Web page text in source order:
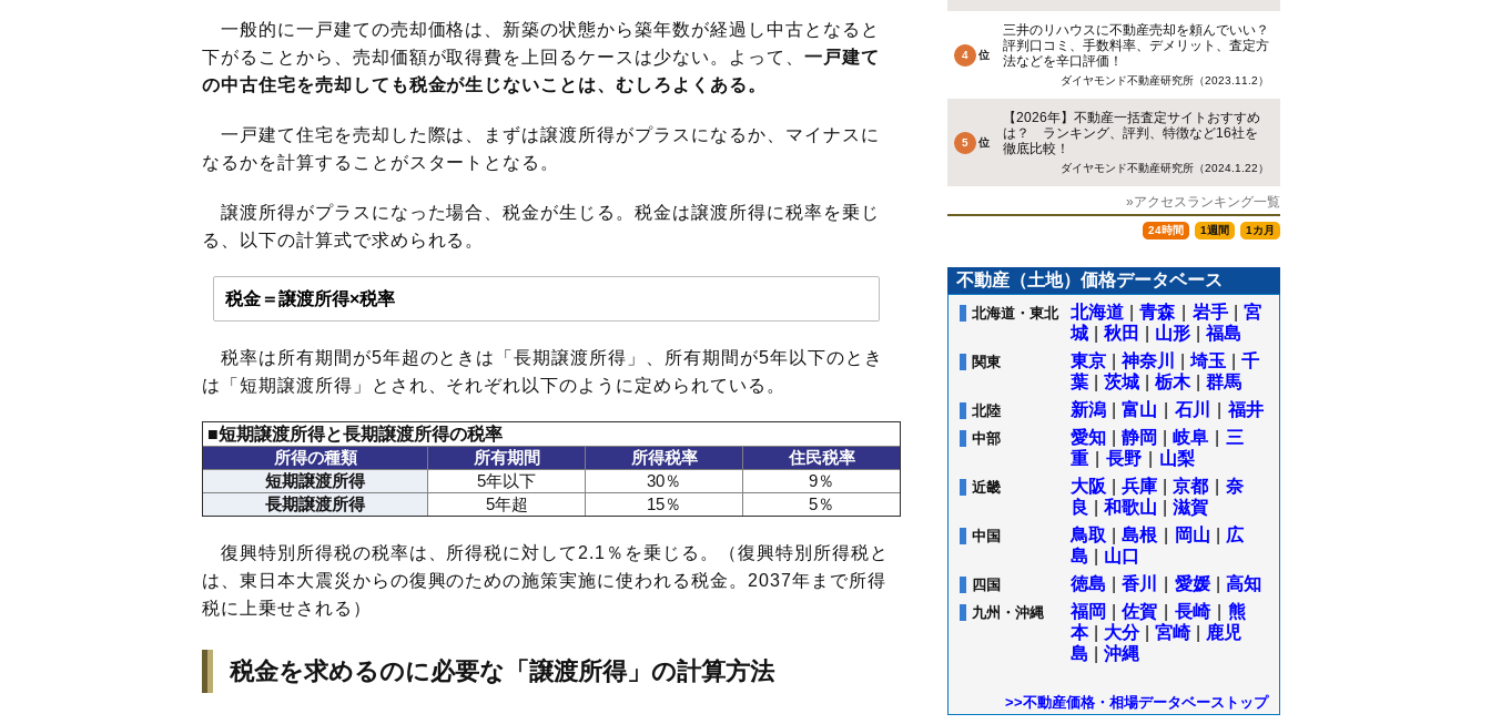
一般的に一戸建ての売却価格は、新築の状態から築年数が経過し中古となると
下がることから、売却価額が取得費を上回るケースは少ない。よって、 一戸建て
の中古住宅を売却しても税金が生じないことは、むしろよくある。
一戸建て住宅を売却した際は、まずは譲渡所得がプラスになるか、マイナスに
なるかを計算することがスタートとなる。
譲渡所得がプラスになった場合、税金が生じる。税金は譲渡所得に税率を乗じ
る、以下の計算式で求められる。
税金＝譲渡所得×税率
税率は所有期間が5年超のときは「長期譲渡所得」、所有期間が5年以下のとき
は「短期譲渡所得」とされ、それぞれ以下のように定められている。
■短期譲渡所得と長期譲渡所得の税率
所得の種類
所有期間 所得税率
住民税率
短期譲渡所得
5年以下 30％
9％
長期譲渡所得
5年超 15％ 5％
復興特別所得税の税率は、所得税に対して2.1％を乗じる。（復興特別所得税と
は、東日本大震災からの復興のための施策実施に使われる税金。2037年まで所得
税に上乗せされる）
税金を求めるのに必要な「譲渡所得」の計算方法
三井のリハウスに不動産売却を頼んでいい？
評判口コミ、手数料率、デメリット、査定方
法などを辛口評価！
ダイヤモンド不動産研究所（2023.11.2）
【2026年】不動産一括査定サイトおすすめ
は？ ランキング、評判、特徴など16社を
徹底比較！
ダイヤモンド不動産研究所（2024.1.22）
»アクセスランキング一覧
24時間 1週間 1カ月
不動産（土地）価格データベース
北海道・東北 北海道 青森 岩手
宮
城
秋田 山形 福島
関東 東京 神奈川 埼玉
千
葉
茨城 栃木 群馬
北陸 新潟 富山 石川 福井
中部 愛知 静岡 岐阜
三
重
長野 山梨
近畿 大阪 兵庫 京都
奈
良
和歌山 滋賀
中国 鳥取 島根 岡山
広
島
山口
四国 徳島 香川 愛媛 高知
九州・沖縄 福岡 佐賀 長崎
熊
本
大分 宮崎
鹿児
島
沖縄
>>不動産価格・相場データベーストップ